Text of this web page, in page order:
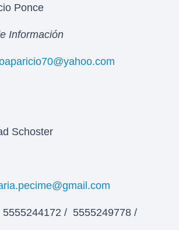
Ponce
Información
Schoster
/ 5555249778 /